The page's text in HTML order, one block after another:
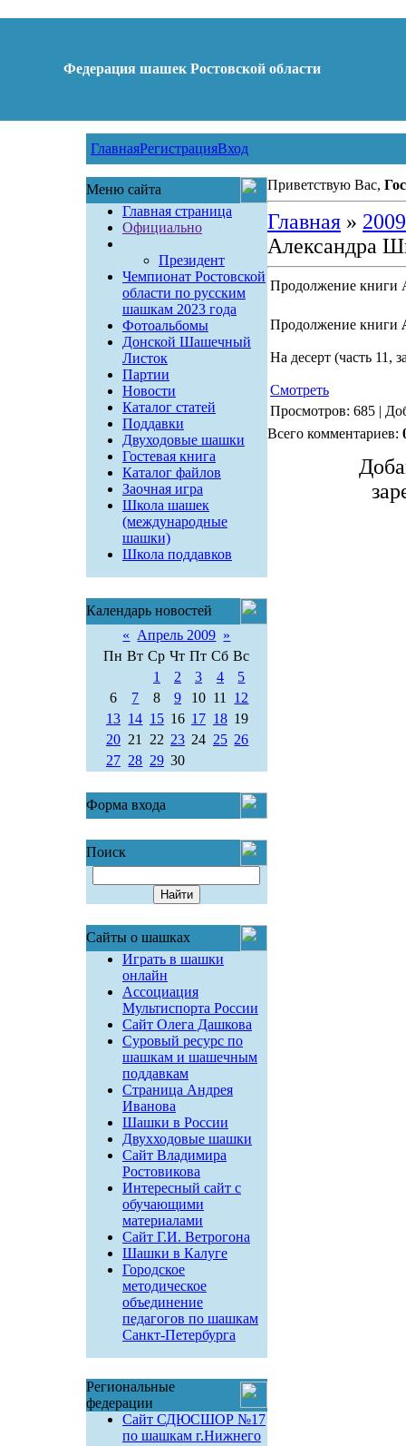
Федерация шашек Ростовской области
ГлавнаяРегистрацияВход
Меню сайта
Главная страница
Официально
Президент
Чемпионат Ростовской
области по русским
шашкам 2023 года
Фотоальбомы
Донской Шашечный
Листок
Партии
Новости
Каталог статей
Поддавки
Двуходовые шашки
Гостевая книга
Каталог файлов
Заочная игра
Школа шашек
(международные
шашки)
Школа поддавков
Календарь новостей
« Апрель 2009 »
Пн Вт Ср Чт Пт Сб Вс
1
2 3 4
5
6
7 8 9 10 11
12
13 14 15 16 17 18 19
20 21 22 23 24 25 26
27 28 29 30
Форма входа
Поиск
Сайты о шашках
Играть в шашки
онлайн
Ассоциация
Мультиспорта России
Сайт Олега Дашкова
Суровый ресурс по
шашкам и шашечным
поддавкам
Страница Андрея
Иванова
Шашки в России
Двухходовые шашки
Сайт Владимира
Ростовикова
Интересный сайт с
обучающими
материалами
Сайт Г.И. Ветрогона
Шашки в Калуге
Городское
методическое
объединение
педагогов по шашкам
Санкт-Петербурга
Региональные
федерации
Сайт СДЮСШОР №17
по шашкам г.Нижнего
Приветствую Вас,
Главная» 2009
Александра
Продолжение книги
Продолжение книги
На десерт (часть 11,
Смотреть
Просмотров: 685 |
Всего комментариев: